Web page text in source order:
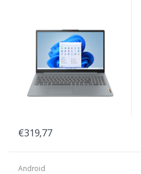
€319,77
Android